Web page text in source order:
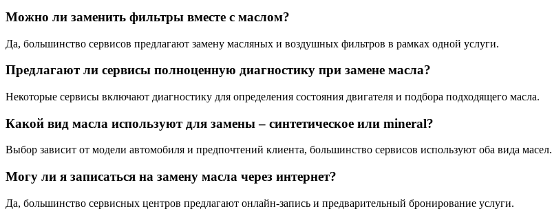
Можно ли заменить фильтры вместе с маслом?
Да, большинство сервисов предлагают замену масляных и воздушных фильтров в рамках одной услуги.
Предлагают ли сервисы полноценную диагностику при замене масла?
Некоторые сервисы включают диагностику для определения состояния двигателя и подбора подходящего масла.
Какой вид масла используют для замены – синтетическое или mineral?
Выбор зависит от модели автомобиля и предпочтений клиента, большинство сервисов используют оба вида масел.
Могу ли я записаться на замену масла через интернет?
Да, большинство сервисных центров предлагают онлайн-запись и предварительный бронирование услуги.